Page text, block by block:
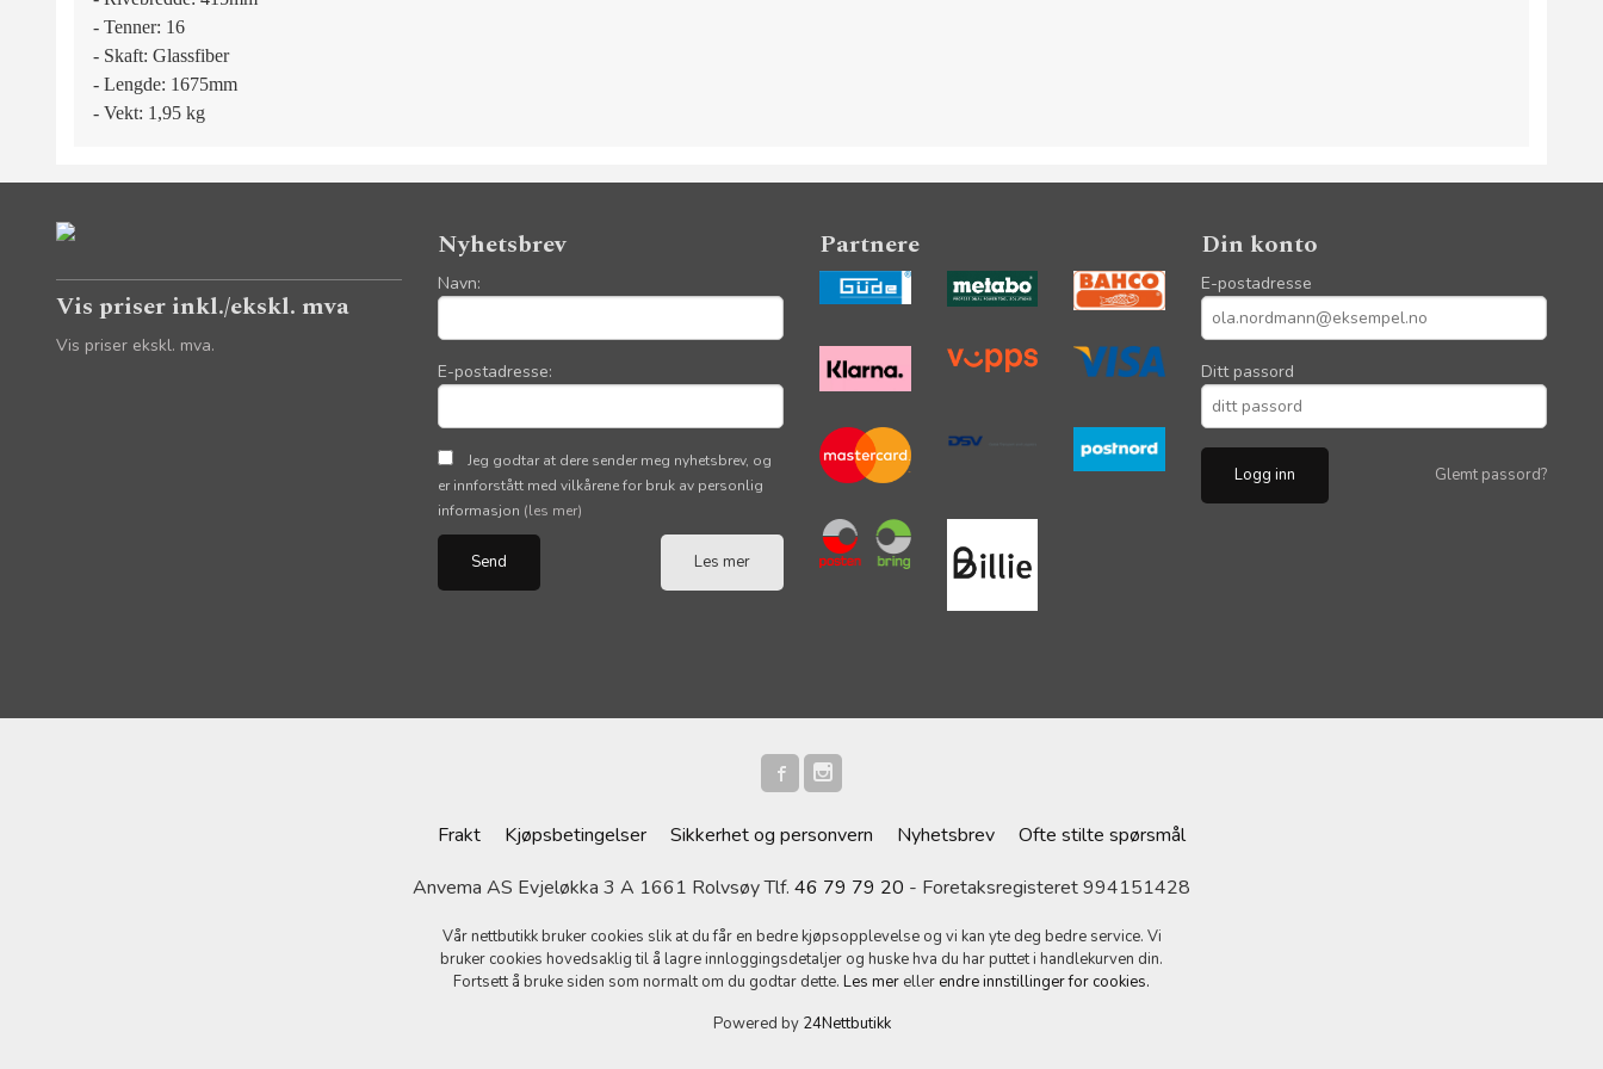
- Tenner: 16
- Skaft: Glassfiber
- Lengde: 1675mm
- Vekt: 1,95 kg
Vis priser inkl./ekskl. mva
Vis priser ekskl. mva.
Nyhetsbrev
Navn:
E-postadresse:
Jeg godtar at dere sender meg nyhetsbrev, og
er innforstått med vilkårene for bruk av personlig
informasjon (les mer)
Les mer
Partnere Din konto
E-postadresse
Ditt passord
Glemt passord?
Frakt Kjøpsbetingelser Sikkerhet og personvern Nyhetsbrev
Ofte stilte spørsmål
Anvema AS Evjeløkka 3 A 1661 Rolvsøy Tlf. 46 79 79 20 - Foretaksregisteret 994151428
Vår nettbutikk bruker cookies slik at du får en bedre kjøpsopplevelse og vi kan yte deg bedre service. Vi
bruker cookies hovedsaklig til å lagre innloggingsdetaljer og huske hva du har puttet i handlekurven din.
Fortsett å bruke siden som normalt om du godtar dette. Les mer eller endre innstillinger for cookies.
Powered by 24Nettbutikk